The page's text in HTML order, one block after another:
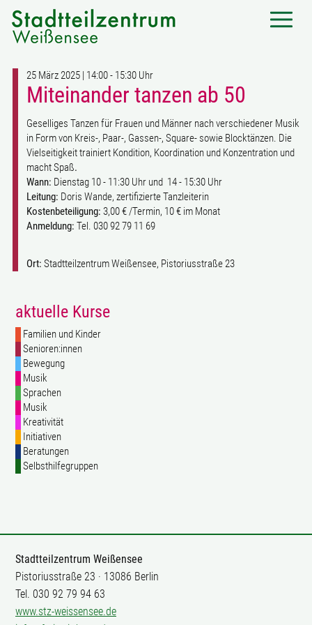
25 März 2025 | 14:00 - 15:30 Uhr
Miteinander tanzen ab 50
Geselliges Tanzen für Frauen und Männer nach verschiedener Musik
in Form von Kreis-, Paar-, Gassen-, Square- sowie Blocktänzen. Die
Vielseitigkeit trainiert Kondition, Koordination und Konzentration und
macht Spaß.
Wann: Dienstag 10 - 11:30 Uhr und 14 - 15:30 Uhr
Leitung: Doris Wande, zertifizierte Tanzleiterin
Kostenbeteiligung: 3,00 € /Termin, 10 € im Monat
Anmeldung: Tel. 030 92 79 11 69
Ort: Stadtteilzentrum Weißensee, Pistoriusstraße 23
aktuelle Kurse
Familien und Kinder
Senioren:innen
Bewegung
Musik
Sprachen
Musik
Kreativität
Initiativen
Beratungen
Selbsthilfegruppen
Stadtteilzentrum Weißensee
Pistoriusstraße 23 · 13086 Berlin
Tel. 030 92 79 94 63
www.stz-weissensee.de